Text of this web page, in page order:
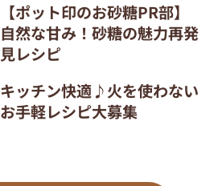
【ポット印のお砂糖PR部】
自然な甘み！砂糖の魅力再発
見レシピ
キッチン快適♪火を使わない
お手軽レシピ大募集